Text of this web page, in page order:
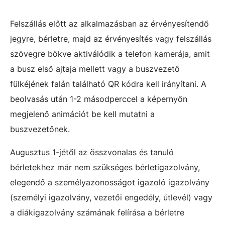
Felszállás előtt az alkalmazásban az érvényesítendő
jegyre, bérletre, majd az érvényesítés vagy felszállás
szövegre bökve aktiválódik a telefon kamerája, amit
a busz első ajtaja mellett vagy a buszvezető
fülkéjének falán található QR kódra kell irányítani. A
beolvasás után 1-2 másodperccel a képernyőn
megjelenő animációt be kell mutatni a
buszvezetőnek.
Augusztus 1-jétől az összvonalas és tanuló
bérletekhez már nem szükséges bérletigazolvány,
elegendő a személyazonosságot igazoló igazolvány
(személyi igazolvány, vezetői engedély, útlevél) vagy
a diákigazolvány számának felírása a bérletre